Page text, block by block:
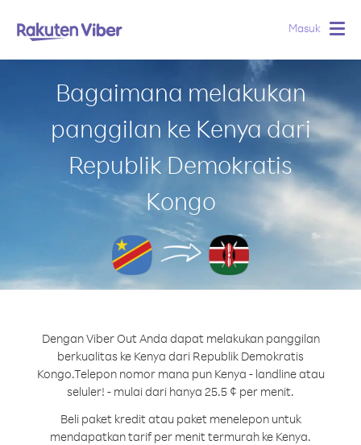
Masuk
Bagaimana melakukan
panggilan ke Kenya dari
Republik Demokratis
Kongo
Dengan Viber Out Anda dapat melakukan panggilan
berkualitas ke Kenya dari Republik Demokratis
Kongo.Telepon nomor mana pun Kenya - landline atau
seluler! - mulai dari hanya 25.5 ¢ per menit.
Beli paket kredit atau paket menelepon untuk
mendapatkan tarif per menit termurah ke Kenya.